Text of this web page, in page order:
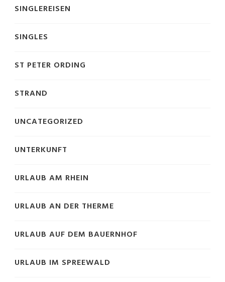
SINGLEREISEN
SINGLES
ST PETER ORDING
STRAND
UNCATEGORIZED
UNTERKUNFT
URLAUB AM RHEIN
URLAUB AN DER THERME
URLAUB AUF DEM BAUERNHOF
URLAUB IM SPREEWALD